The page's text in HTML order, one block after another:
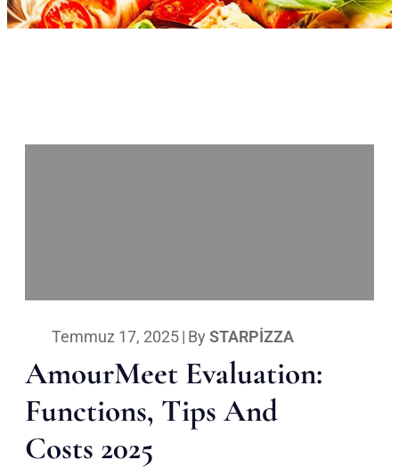
Temmuz 17, 2025| By STARPIZZA
AmourMeet Evaluation:
Functions, Tips And
Costs 2025